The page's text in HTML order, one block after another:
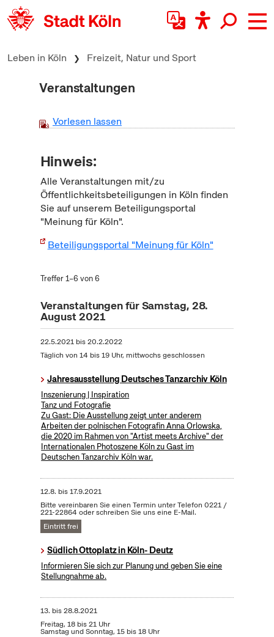
zum Inhalt springen
Leben in Köln Freizeit, Natur und Sport
Veranstaltungen
Vorlesen lassen
Hinweis:
Alle Veranstaltungen mit/zu
Öffentlichkeitsbeteiligungen in Köln finden
Sie auf unserem Beteiligungsportal
"Meinung für Köln".
Beteiligungsportal "Meinung für Köln"
Treffer 1–6 von 6
Veranstaltungen für Samstag, 28.
August 2021
22.5.2021bis20.2.2022
Täglich von 14 bis 19 Uhr, mittwochs geschlossen
Jahresausstellung Deutsches Tanzarchiv Köln
Inszenierung | Inspiration
Tanz und Fotografie
Zu Gast: Die Ausstellung zeigt unter anderem
Arbeiten der polnischen Fotografin Anna Orlowska,
die 2020 im Rahmen von "Artist meets Archive" der
Internationalen Photoszene Köln zu Gast im
Deutschen Tanzarchiv Köln war.
12.8. bis17.9.2021
Bitte vereinbaren Sie einen Termin unter Telefon 0221 /
221-22864 oder schreiben Sie uns eine E-Mail.
Eintritt frei
Südlich Ottoplatz in Köln- Deutz
Informieren Sie sich zur Planung und geben Sie eine
Stellungnahme ab.
13. bis28.8.2021
Freitag, 18 bis 21 Uhr
Samstag und Sonntag, 15 bis 18 Uhr